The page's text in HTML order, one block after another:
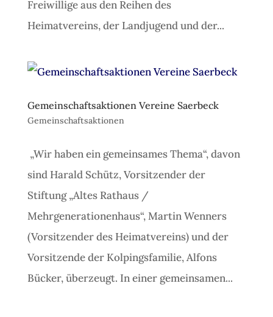
Freiwillige aus den Reihen des
Heimatvereins, der Landjugend und der...
Gemeinschaftsaktionen Vereine Saerbeck
Gemeinschaftsaktionen
„Wir haben ein gemeinsames Thema“, davon
sind Harald Schütz, Vorsitzender der
Stiftung „Altes Rathaus /
Mehrgenerationenhaus“, Martin Wenners
(Vorsitzender des Heimatvereins) und der
Vorsitzende der Kolpingsfamilie, Alfons
Bücker, überzeugt. In einer gemeinsamen...